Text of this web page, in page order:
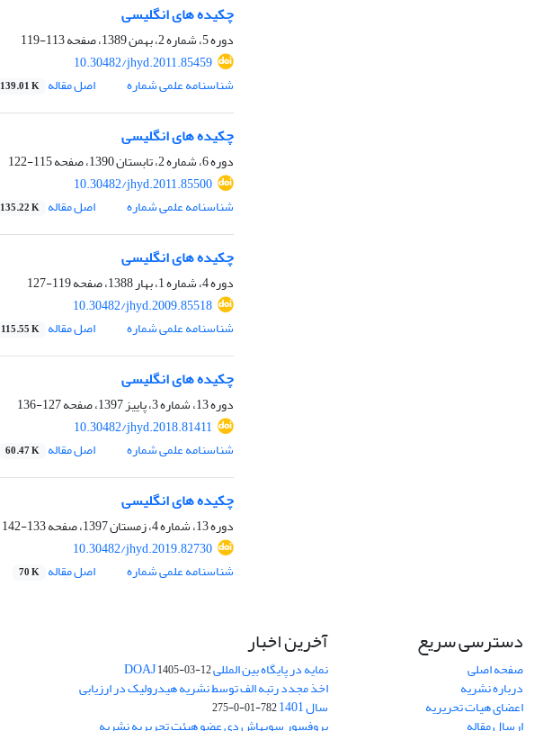
چکیده های انگلیسی
دوره 5، شماره 2، بهمن 1389، صفحه
113-119
10.30482/jhyd.2011.85459
شناسنامه علمی شماره
اصل مقاله 139.01 K
چکیده های انگلیسی
دوره 6، شماره 2، تابستان 1390، صفحه
115-122
10.30482/jhyd.2011.85500
شناسنامه علمی شماره
اصل مقاله 135.22 K
چکیده های انگلیسی
دوره 4، شماره 1، بهار 1388، صفحه
119-127
10.30482/jhyd.2009.85518
شناسنامه علمی شماره
اصل مقاله 115.55 K
چکیده های انگلیسی
دوره 13، شماره 3، پاییز 1397، صفحه
127-136
10.30482/jhyd.2018.81411
شناسنامه علمی شماره
اصل مقاله 60.47 K
چکیده های انگلیسی
دوره 13، شماره 4، زمستان 1397، صفحه
133-142
10.30482/jhyd.2019.82730
شناسنامه علمی شماره
اصل مقاله 70 K
دسترسی سریع
صفحه اصلی
درباره نشریه
اعضای هیات تحریریه
آخرین اخبار
نمایه در پایگاه بین المللی DOAJ1405-03-12
اخذ مجدد رتبه الف توسط نشریه هیدرولیک در ارزیابی
سال 1401 782-01-0-275